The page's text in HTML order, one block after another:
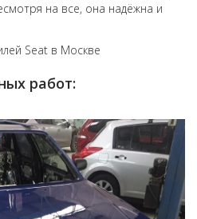
на все, она надёжна и
Seat в Москве
работ: